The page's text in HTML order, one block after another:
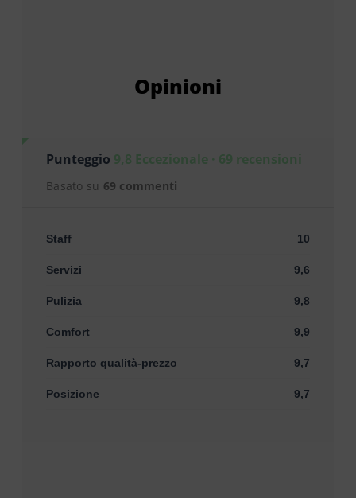
Opinioni
Punteggio 9,8 Eccezionale · 69 recensioni
Basato su 69 commenti
Staff 10
Servizi 9,6
Pulizia 9,8
Comfort 9,9
Rapporto qualità-prezzo 9,7
Posizione 9,7